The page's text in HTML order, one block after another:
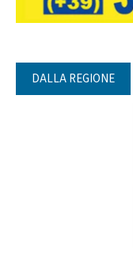
DALLA REGIONE